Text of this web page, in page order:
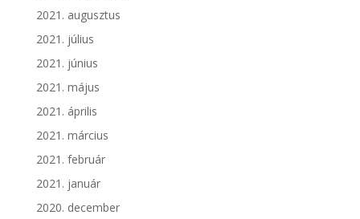
2021. augusztus
2021. július
2021. június
2021. május
2021. április
2021. március
2021. február
2021. január
2020. december